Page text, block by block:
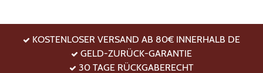
KOSTENLOSER VERSAND AB 80€ INNERHALB DE
GELD-ZURÜCK-GARANTIE
30 TAGE RÜCKGABERECHT